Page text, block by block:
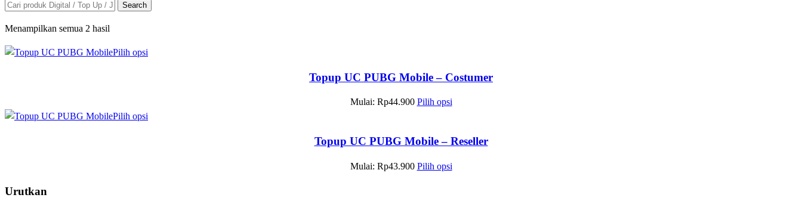
Search
Menampilkan semua 2 hasil
Pilih opsi
Topup UC PUBG Mobile – Costumer
Mulai: Rp44.900 Pilih opsi
Pilih opsi
Topup UC PUBG Mobile – Reseller
Mulai: Rp43.900 Pilih opsi
Urutkan